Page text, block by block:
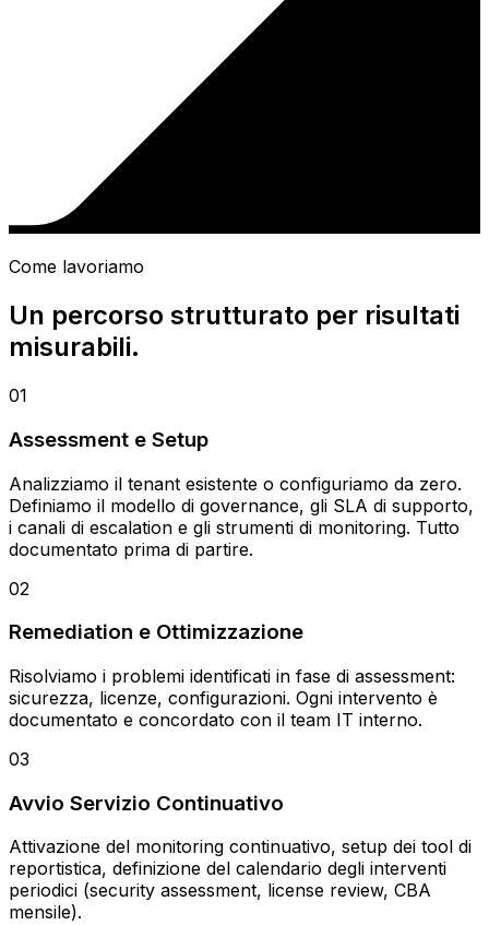
Come lavoriamo
Un percorso strutturato per risultati
misurabili.
01
Assessment e Setup
Analizziamo il tenant esistente o configuriamo da zero.
Definiamo il modello di governance, gli SLA di supporto,
i canali di escalation e gli strumenti di monitoring. Tutto
documentato prima di partire.
02
Remediation e Ottimizzazione
Risolviamo i problemi identificati in fase di assessment:
sicurezza, licenze, configurazioni. Ogni intervento è
documentato e concordato con il team IT interno.
03
Avvio Servizio Continuativo
Attivazione del monitoring continuativo, setup dei tool di
reportistica, definizione del calendario degli interventi
periodici (security assessment, license review, CBA
mensile).